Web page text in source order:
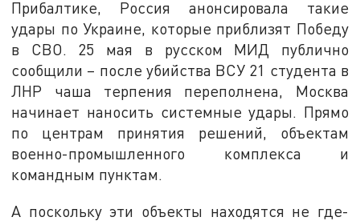
Прибалтике, Россия анонсировала такие
удары по Украине, которые приблизят Победу
в СВО. 25 мая в русском МИД публично
сообщили – после убийства ВСУ 21 студента в
ЛНР чаша терпения переполнена, Москва
начинает наносить системные удары. Прямо
по центрам принятия решений, объектам
военно-промышленного комплекса и
командным пунктам.
А поскольку эти объекты находятся не где-